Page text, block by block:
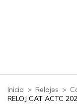
Inicio > Relojes >
RELOJ CAT ACTC